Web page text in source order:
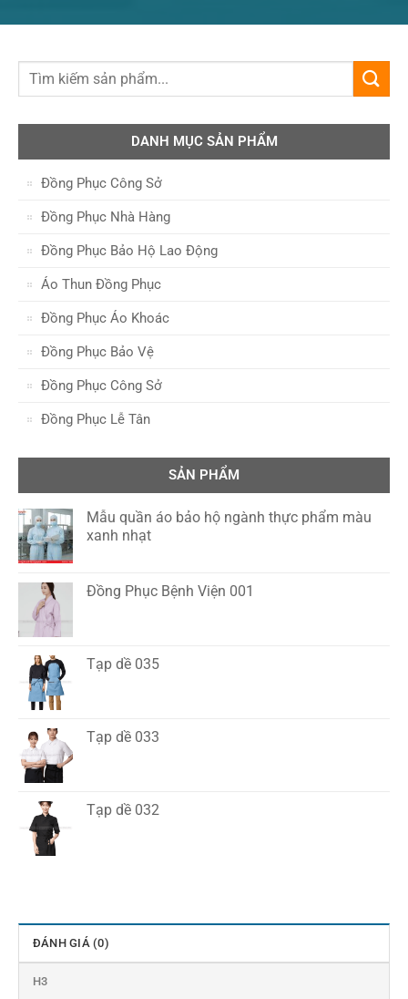
DANH MỤC SẢN PHẨM
Đồng Phục Công Sở
Đồng Phục Nhà Hàng
Đồng Phục Bảo Hộ Lao Động
Áo Thun Đồng Phục
Đồng Phục Áo Khoác
Đồng Phục Bảo Vệ
Đồng Phục Công Sở
Đồng Phục Lễ Tân
SẢN PHẨM
Mẫu quần áo bảo hộ ngành thực phẩm màu
xanh nhạt
Đồng Phục Bệnh Viện 001
Tạp dề 035
Tạp dề 033
Tạp dề 032
ĐÁNH GIÁ (0)
H3